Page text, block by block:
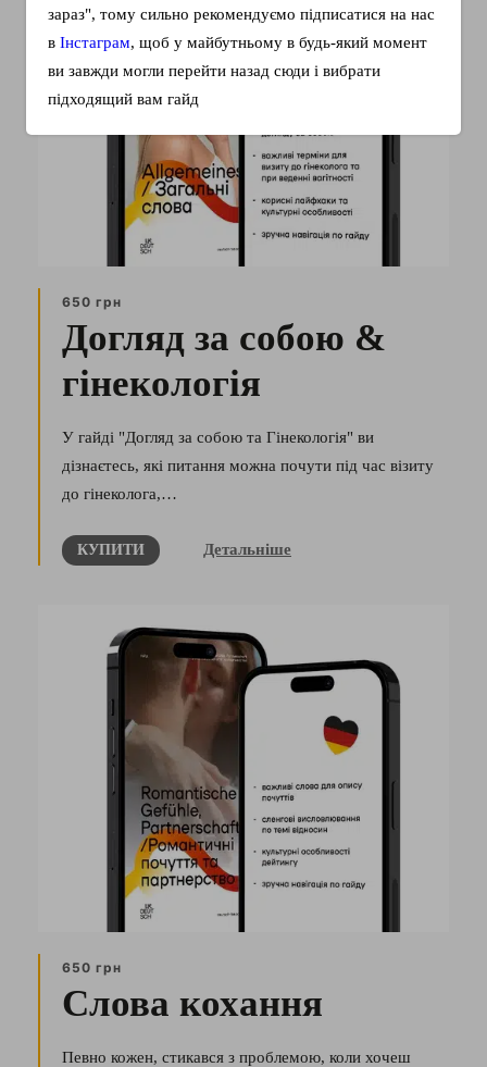
650 грн
Догляд за собою &
гінекологія
У гайді "Догляд за собою та Гінекологія" ви
дізнаєтесь, які питання можна почути під час візиту
до гінеколога,…
КУПИТИ Детальніше
650 грн
Слова кохання
Певно кожен, стикався з проблемою, коли хочеш
зараз", тому сильно рекомендуємо підписатися на нас
в Інстаграм, щоб у майбутньому в будь-який момент
ви завжди могли перейти назад сюди і вибрати
підходящий вам гайд